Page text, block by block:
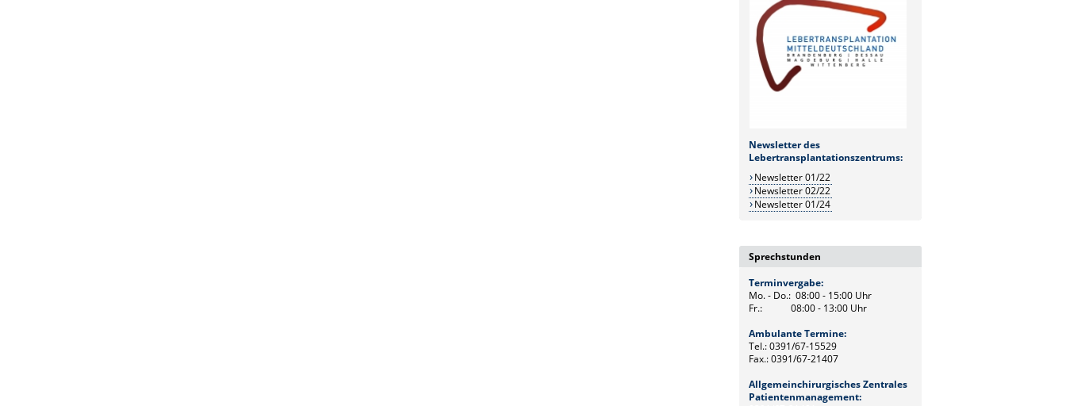
Newsletter des
Lebertransplantationszentrums:
Newsletter 01/22
Newsletter 02/22
Newsletter 01/24
Sprechstunden
Terminvergabe:
Mo. - Do.: 08:00 - 15:00 Uhr
Fr.: 08:00 - 13:00 Uhr
Ambulante Termine:
Tel.: 0391/67-15529
Fax.: 0391/67-21407
Allgemeinchirurgisches Zentrales
Patientenmanagement: